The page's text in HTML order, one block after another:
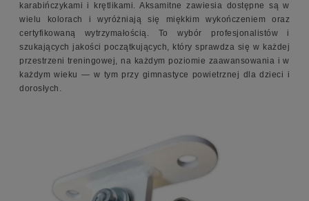
karabińczykami i krętlikami. Aksamitne zawiesia dostępne są w
wielu kolorach i wyróżniają się miękkim wykończeniem oraz
certyfikowaną wytrzymałością. To wybór profesjonalistów i
szukających jakości początkujących, który sprawdza się w każdej
przestrzeni treningowej, na każdym poziomie zaawansowania i w
każdym wieku — w tym przy gimnastyce powietrznej dla dzieci i
dorosłych.